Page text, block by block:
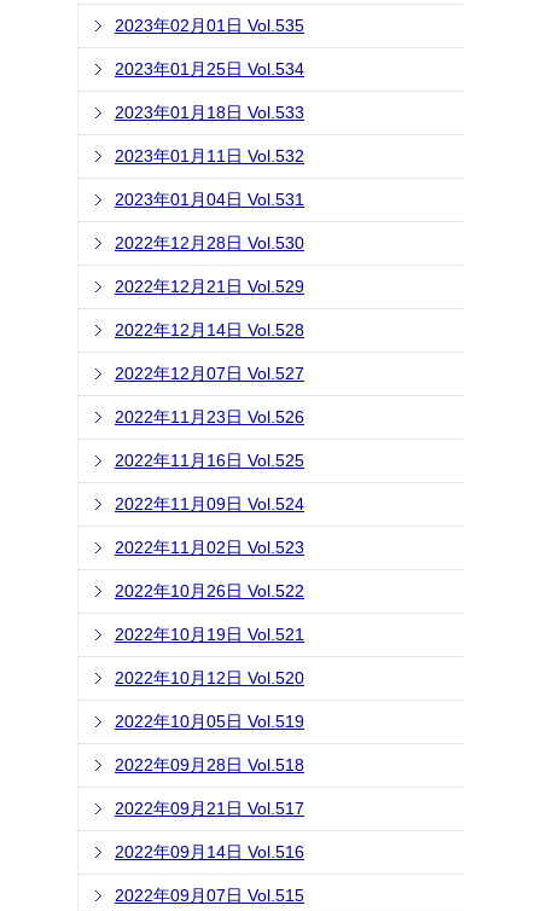
2023年02月01日 Vol.535
2023年01月25日 Vol.534
2023年01月18日 Vol.533
2023年01月11日 Vol.532
2023年01月04日 Vol.531
2022年12月28日 Vol.530
2022年12月21日 Vol.529
2022年12月14日 Vol.528
2022年12月07日 Vol.527
2022年11月23日 Vol.526
2022年11月16日 Vol.525
2022年11月09日 Vol.524
2022年11月02日 Vol.523
2022年10月26日 Vol.522
2022年10月19日 Vol.521
2022年10月12日 Vol.520
2022年10月05日 Vol.519
2022年09月28日 Vol.518
2022年09月21日 Vol.517
2022年09月14日 Vol.516
2022年09月07日 Vol.515